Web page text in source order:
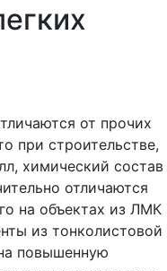
от прочих
при строительстве,
химический состав
отличаются
на объектах из ЛМК
из тонколистовой
повышенную